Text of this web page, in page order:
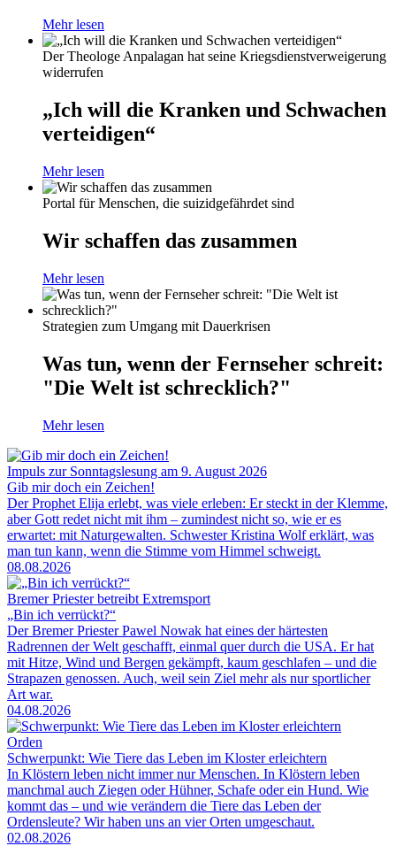
Mehr lesen
Der Theologe Anpalagan hat seine Kriegsdienstverweigerung
widerrufen
„Ich will die Kranken und Schwachen
verteidigen“
Mehr lesen
Portal für Menschen, die suizidgefährdet sind
Wir schaffen das zusammen
Mehr lesen
Strategien zum Umgang mit Dauerkrisen
Was tun, wenn der Fernseher schreit:
"Die Welt ist schrecklich?"
Mehr lesen
Impuls zur Sonntagslesung am 9. August 2026
Gib mir doch ein Zeichen!
Der Prophet Elija erlebt, was viele erleben: Er steckt in der Klemme,
aber Gott redet nicht mit ihm – zumindest nicht so, wie er es
erwartet: mit Naturgewalten. Schwester Kristina Wolf erklärt, was
man tun kann, wenn die Stimme vom Himmel schweigt.
08.08.2026
Bremer Priester betreibt Extremsport
„Bin ich verrückt?“
Der Bremer Priester Pawel Nowak hat eines der härtesten
Radrennen der Welt geschafft, einmal quer durch die USA. Er hat
mit Hitze, Wind und Bergen gekämpft, kaum geschlafen – und die
Strapazen genossen. Auch, weil sein Ziel mehr als nur sportlicher
Art war.
04.08.2026
Orden
Schwerpunkt: Wie Tiere das Leben im Kloster erleichtern
In Klöstern leben nicht immer nur Menschen. In Klöstern leben
manchmal auch Ziegen oder Hühner, Schafe oder ein Hund. Wie
kommt das – und wie verändern die Tiere das Leben der
Ordensleute? Wir haben uns an vier Orten umgeschaut.
02.08.2026